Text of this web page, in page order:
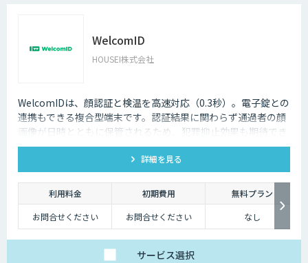
WelcomID
HOUSEI株式会社
WelcomIDは、顔認証と検温を高速対応（0.3秒）。電子錠との
連携もできる複合型端末です。認証結果に関わらず通過者の顔
画像が日時とともに保管されるため、犯罪抑止効果も期待でき
ます。
詳細を見る
利用料金 初期費用
無料プラン
お問合せください
お問合せください なし
サービス選択